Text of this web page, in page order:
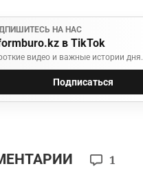
НА НАС
в TikTok
видео и важные истории дня.
Подписаться
1